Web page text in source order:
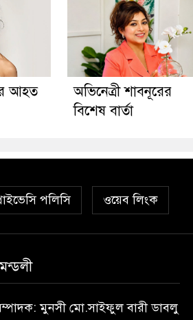
আহত
অভিনেত্রী শাবনূরের
বিশেষ বার্তা
পলিসি ওয়েব লিংক
মুনসী মো.সাইফুল বারী ডাবলু